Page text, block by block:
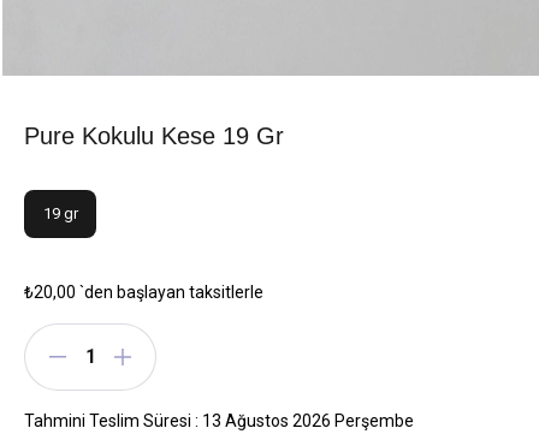
Pure Kokulu Kese 19 Gr
19 gr
₺20,00 `den başlayan taksitlerle
Tahmini Teslim Süresi : 13 Ağustos 2026 Perşembe